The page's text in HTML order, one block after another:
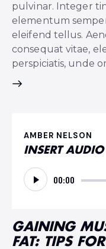
pulvinar. Integer
elementum
eleifend tellus.
consequat vitae,
perspiciatis, unde
AMBER NELSON
INSERT AUDIO
Reproductor
de
00:00
GAINING
FAT: TIPS